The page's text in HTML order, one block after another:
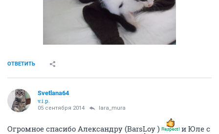
ОТВЕТИТЬ
Svetlana64
v.i.p.
05 сентября 2014 lara_mura
Огромное спасибо Александру (BarsLoy )
и Юле с